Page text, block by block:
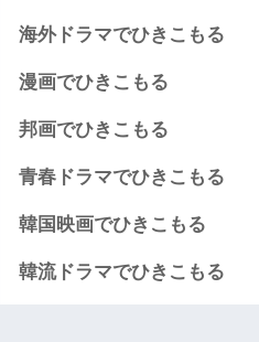
海外ドラマでひきこもる
漫画でひきこもる
邦画でひきこもる
青春ドラマでひきこもる
韓国映画でひきこもる
韓流ドラマでひきこもる